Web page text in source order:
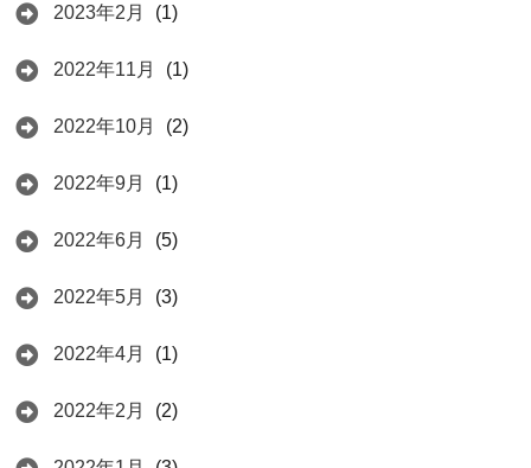
2023年2月 (1)
2022年11月 (1)
2022年10月 (2)
2022年9月 (1)
2022年6月 (5)
2022年5月 (3)
2022年4月 (1)
2022年2月 (2)